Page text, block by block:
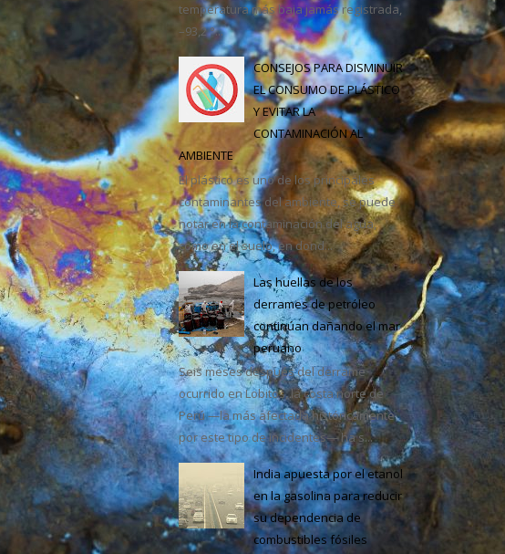
de México
temperatura más baja jamás registrada,
–93,2 °...
CONSEJOS PARA DISMINUIR
EL CONSUMO DE PLÁSTICO
Y EVITAR LA
CONTAMINACIÓN AL
AMBIENTE
El plástico es uno de los principales
contaminantes del ambiente, se puede
notar en la contaminación del agua,
como en el suelo, en dond...
Las huellas de los
derrames de petróleo
continúan dañando el mar
peruano
Seis meses después del derrame
ocurrido en Lobitos, la costa norte de
Perú —la más afectada históricamente
por este tipo de incidentes— ha s...
India apuesta por el etanol
en la gasolina para reducir
su dependencia de
combustibles fósiles